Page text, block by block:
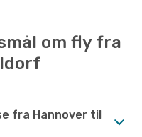
om fly fra
fra Hannover til